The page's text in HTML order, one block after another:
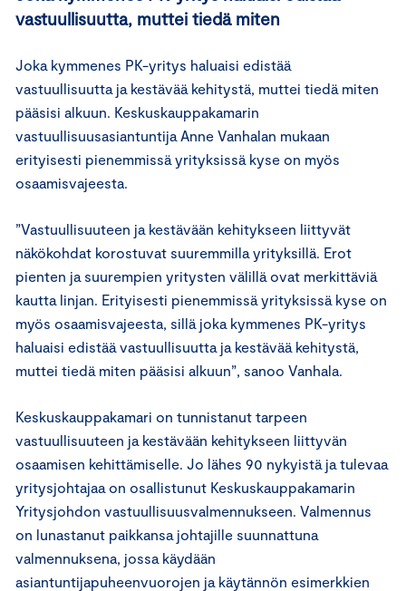
vastuullisuutta, muttei tiedä miten
Joka kymmenes PK-yritys haluaisi edistää
vastuullisuutta ja kestävää kehitystä, muttei tiedä miten
pääsisi alkuun. Keskuskauppakamarin
vastuullisuusasiantuntija Anne Vanhalan mukaan
erityisesti pienemmissä yrityksissä kyse on myös
osaamisvajeesta.
”Vastuullisuuteen ja kestävään kehitykseen liittyvät
näkökohdat korostuvat suuremmilla yrityksillä. Erot
pienten ja suurempien yritysten välillä ovat merkittäviä
kautta linjan. Erityisesti pienemmissä yrityksissä kyse on
myös osaamisvajeesta, sillä joka kymmenes PK-yritys
haluaisi edistää vastuullisuutta ja kestävää kehitystä,
muttei tiedä miten pääsisi alkuun”, sanoo Vanhala.
Keskuskauppakamari on tunnistanut tarpeen
vastuullisuuteen ja kestävään kehitykseen liittyvän
osaamisen kehittämiselle. Jo lähes 90 nykyistä ja tulevaa
yritysjohtajaa on osallistunut Keskuskauppakamarin
Yritysjohdon vastuullisuusvalmennukseen. Valmennus
on lunastanut paikkansa johtajille suunnattuna
valmennuksena, jossa käydään
asiantuntijapuheenvuorojen ja käytännön esimerkkien